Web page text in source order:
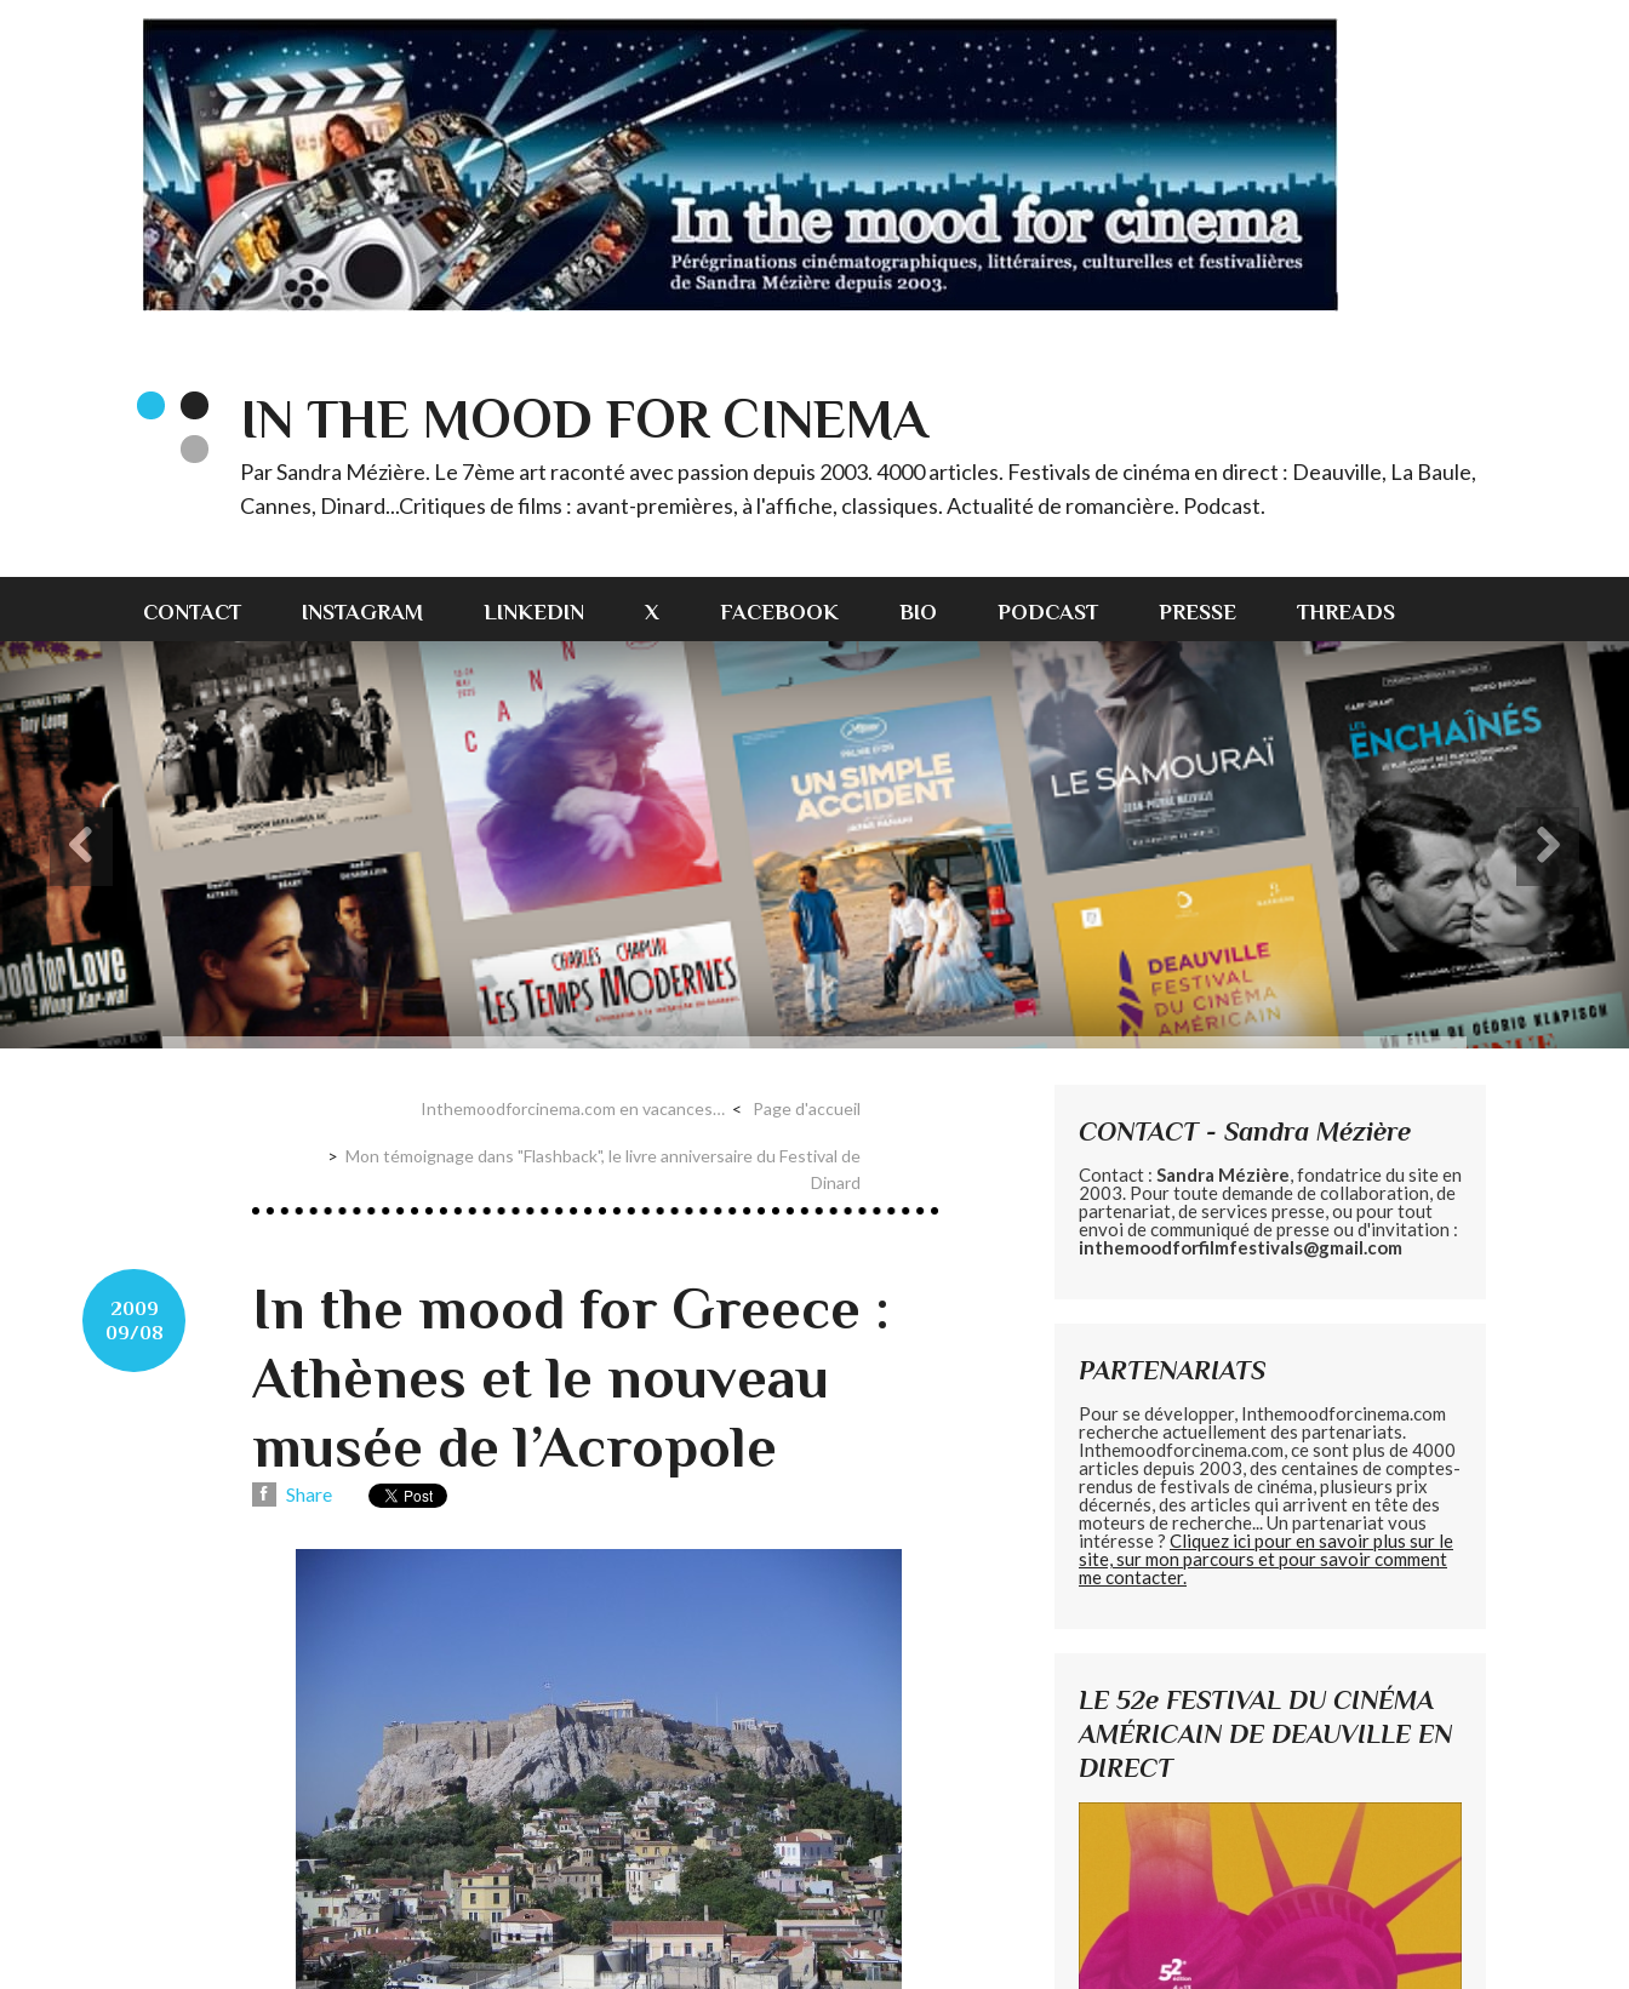
IN THE MOOD FOR CINEMA
Par Sandra Mézière. Le 7ème art raconté avec passion depuis 2003. 4000 articles. Festivals de cinéma en direct : Deauville, La Baule,
Cannes, Dinard...Critiques de films : avant-premières, à l'affiche, classiques. Actualité de romancière. Podcast.
CONTACT INSTAGRAM LINKEDIN X FACEBOOK BIO PODCAST PRESSE THREADS
Inthemoodforcinema.com en vacances… Page d'accueil
Mon témoignage dans "Flashback", le livre anniversaire du Festival de
Dinard
2009
09/08
In the mood for Greece :
Athènes et le nouveau
musée de l’Acropole
Share
CONTACT - Sandra Mézière
Contact : Sandra Mézière, fondatrice du site en
2003. Pour toute demande de collaboration, de
partenariat, de services presse, ou pour tout
envoi de communiqué de presse ou d'invitation :
inthemoodforfilmfestivals@gmail.com
PARTENARIATS
Pour se développer, Inthemoodforcinema.com
recherche actuellement des partenariats.
Inthemoodforcinema.com, ce sont plus de 4000
articles depuis 2003, des centaines de comptes-
rendus de festivals de cinéma, plusieurs prix
décernés, des articles qui arrivent en tête des
moteurs de recherche... Un partenariat vous
intéresse ? Cliquez ici pour en savoir plus sur le
site, sur mon parcours et pour savoir comment
me contacter.
LE 52e FESTIVAL DU CINÉMA
AMÉRICAIN DE DEAUVILLE EN
DIRECT